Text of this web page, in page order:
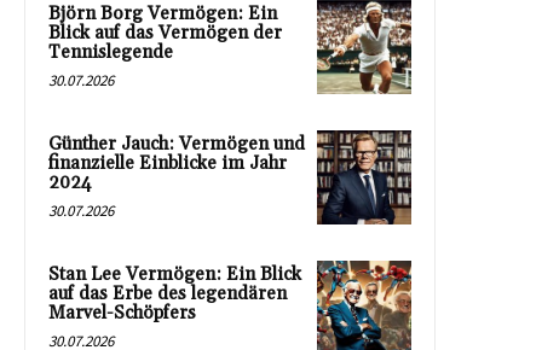
Björn Borg Vermögen: Ein
Blick auf das Vermögen der
Tennislegende
30.07.2026
Günther Jauch: Vermögen und
finanzielle Einblicke im Jahr
2024
30.07.2026
Stan Lee Vermögen: Ein Blick
auf das Erbe des legendären
Marvel-Schöpfers
30.07.2026